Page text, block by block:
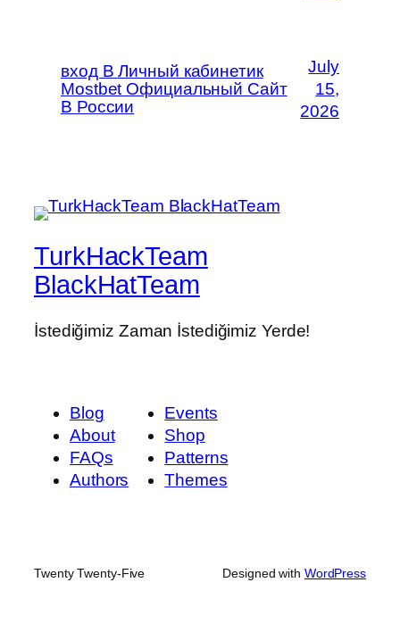
вход В Личный кабинетик
Mostbet Официальный Сайт
В России
July
15,
2026
TurkHackTeam
BlackHatTeam
İstediğimiz Zaman İstediğimiz Yerde!
Blog
About
FAQs
Authors
Events
Shop
Patterns
Themes
Twenty Twenty-Five Designed with WordPress